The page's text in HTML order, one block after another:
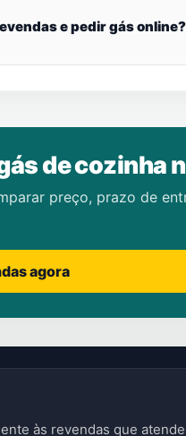
e pedir gás online?
de cozinha
preço, prazo de
agora
às revendas que